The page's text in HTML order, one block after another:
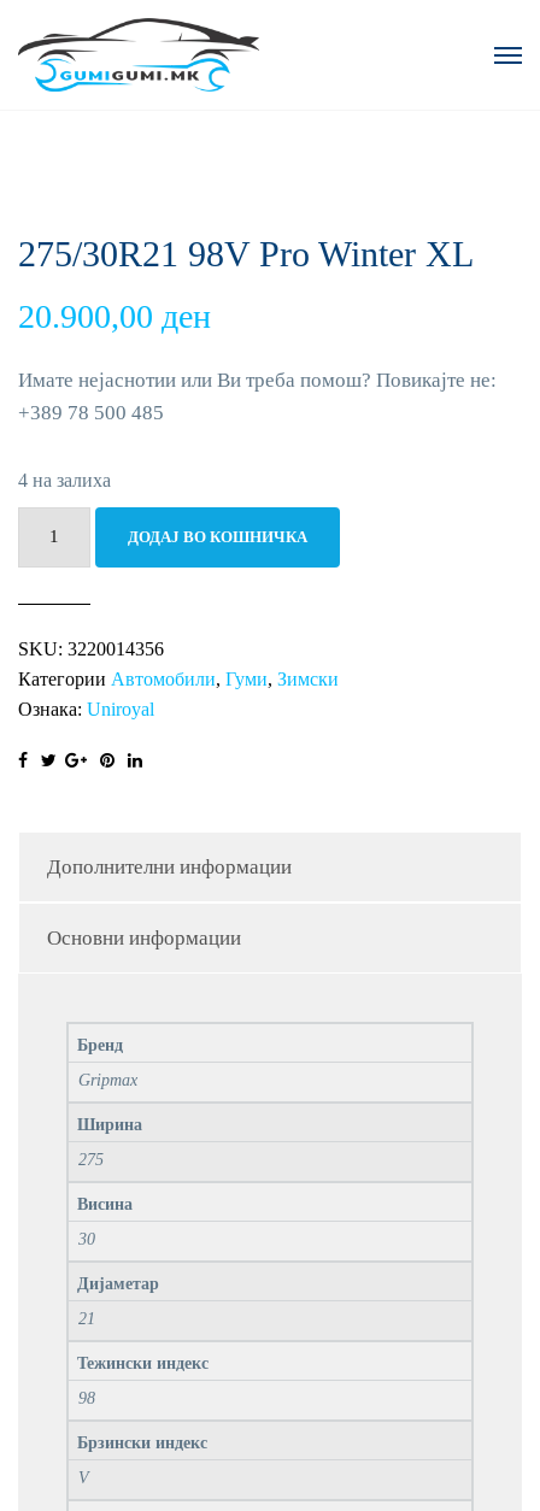
275/30R21 98V Pro Winter XL
20.900,00 ден
Имате нејаснотии или Ви треба помош? Повикајте не:
+389 78 500 485
4 на залиха
XL
количина
ДОДАЈ ВО КОШНИЧКА
SKU: 3220014356
Категории Автомобили, Гуми, Зимски
Ознака: Uniroyal
Дополнителни информации
Основни информации
Бренд
Gripmax
Ширина
275
Висина
30
Дијаметар
21
Тежински индекс
98
Брзински индекс
V